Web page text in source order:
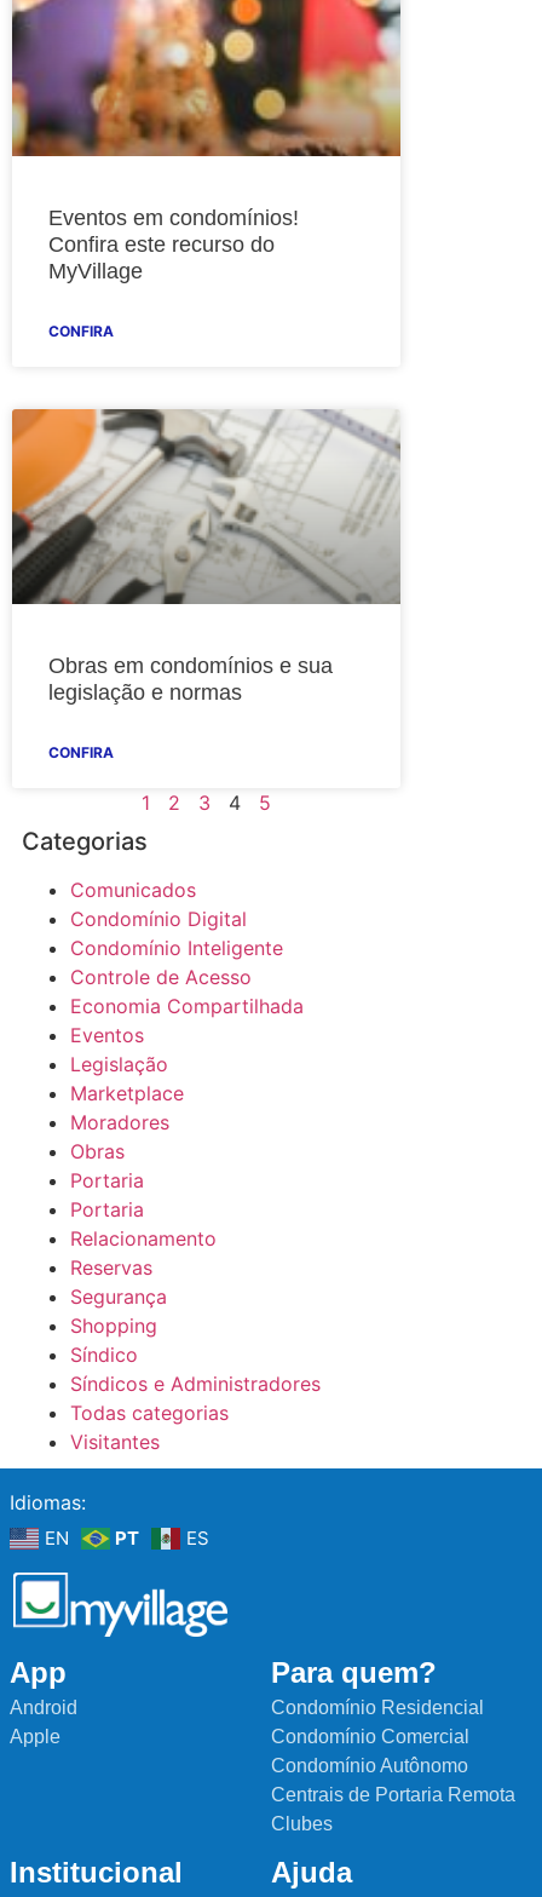
Eventos em condomínios!
Confira este recurso do
MyVillage
CONFIRA
Obras em condomínios e sua
legislação e normas
CONFIRA
1 2 3 4 5
Categorias
Comunicados
Condomínio Digital
Condomínio Inteligente
Controle de Acesso
Economia Compartilhada
Eventos
Legislação
Marketplace
Moradores
Obras
Portaria
Portaria
Relacionamento
Reservas
Segurança
Shopping
Síndico
Síndicos e Administradores
Todas categorias
Visitantes
Idiomas:
EN PT ES
App
Android
Apple
Para quem?
Condomínio Residencial
Condomínio Comercial
Condomínio Autônomo
Centrais de Portaria Remota
Clubes
Institucional Ajuda